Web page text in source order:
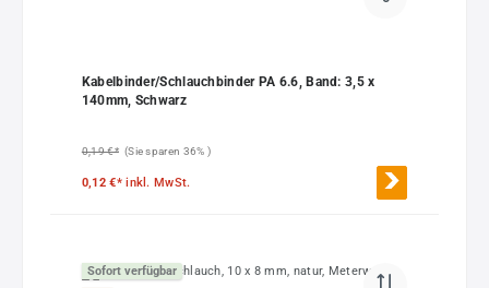
Kabelbinder/Schlauchbinder PA 6.6, Band: 3,5 x
140mm, Schwarz
0,19 €* (Sie sparen 36% )
0,12 €*inkl. MwSt.
Sofort verfügbar